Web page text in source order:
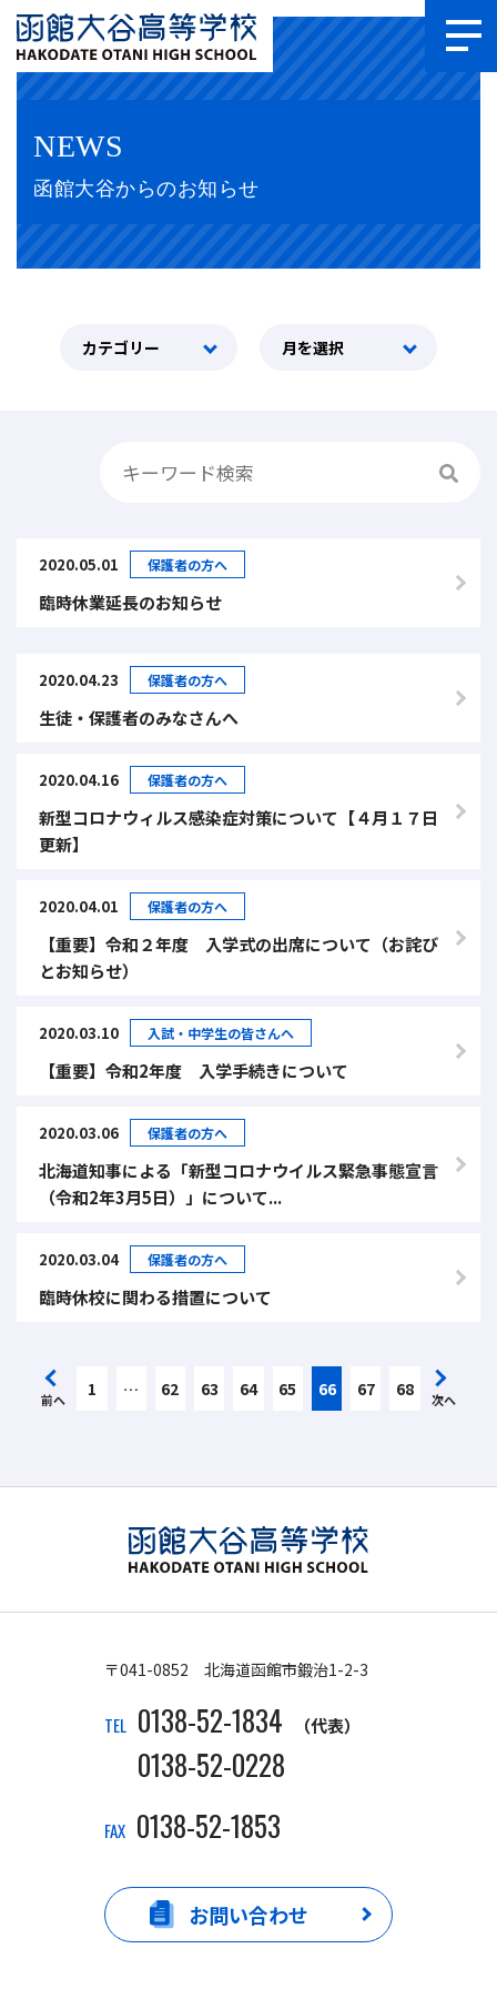
NEWS
函館大谷からのお知らせ
2020.05.01 保護者の方へ
臨時休業延長のお知らせ
2020.04.23 保護者の方へ
生徒・保護者のみなさんへ
2020.04.16 保護者の方へ
新型コロナウィルス感染症対策について【４月１７日
更新】
2020.04.01 保護者の方へ
【重要】令和２年度 入学式の出席について（お詫び
とお知らせ）
2020.03.10 入試・中学生の皆さんへ
【重要】令和2年度 入学手続きについて
2020.03.06 保護者の方へ
北海道知事による「新型コロナウイルス緊急事態宣言
（令和2年3月5日）」について...
2020.03.04 保護者の方へ
臨時休校に関わる措置について
前へ 1 … 62 63 64 65 66 67 68 次へ
〒041-0852 北海道函館市鍛治1-2-3
TEL 0138-52-1834 （代表）
0138-52-0228
FAX 0138-52-1853
お問い合わせ